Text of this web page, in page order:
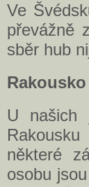
Ve
převážně
sběr hub
Rakousko
U našich
některé
osobu